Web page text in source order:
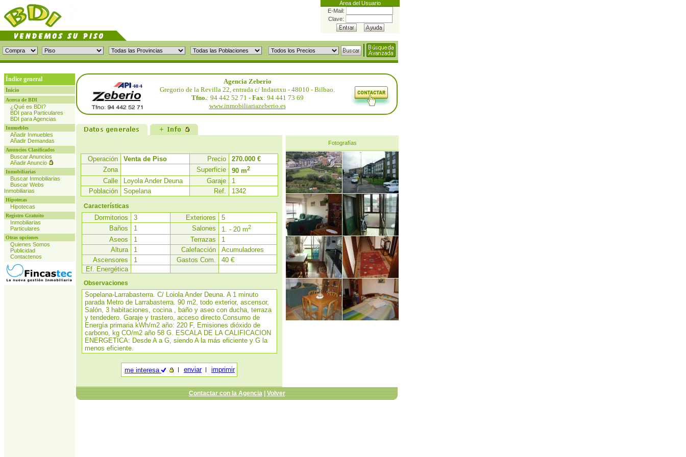
Área del Usuario
E-Mail:
Clave:
Índice general
Inicio
Acerca de BDI
¿Qué es BDI?
BDI para Particulares
BDI para Agencias
Inmuebles
Añadir Inmuebles
Añadir Demandas
Anuncios Clasificados
Buscar Anuncios
Añadir Anuncio
Inmobiliarias
Buscar Inmobiliarias
Buscar Webs
Inmobiliarias
Hipotecas
Hipotecas
Registro Gratuito
Inmobiliarias
Particulares
Otras opciones
Quienes Somos
Publicidad
Contactenos
Agencia Zeberio
Gregorio de la Revilla 22, entrada c/ Indautxu - 48010 - Bilbao.
Tfno.: 94 442 52 71 - Fax: 94 441 73 69
www.inmobiliariazeberio.es
Fotografías
Operación Venta de Piso Precio
270.000 €
Zona
Superficie 90 m2
Calle Loyola Ander Deuna Garaje
1
Población
Sopelana Ref. 1342
Características
Dormitorios 3 Exteriores
5
Baños
1 Salones 1. - 20 m2
Aseos 1 Terrazas
1
Altura
1 Calefacción
Acumuladores
Ascensores
1 Gastos Com.
40 €
Ef. Energética
Observaciones
Sopelana-Larrabasterra. C/ Loiola Ander Deuna. A 1 minuto
parada Metro de Larrabasterra. 90 m2, todo exterior, ascensor,
Salón, 3 habitaciones, cocina , baño y aseo con ducha, terraza
y tendedero. Garaje y trastero, acceso directo.Consumo de
Energía primaria kWh/m2 año: 220 F, Emisiones dióxido de
carbono, kg CO/m2 año 58 G. ESCALA DE LA CALIFICACION
ENERGETICA: Desde A a G, siendo A la más eficiente y G la
menos eficiente.
me interesa enviar imprimir
Contactar con la Agencia|Volver